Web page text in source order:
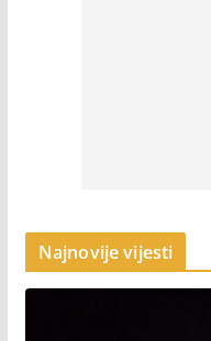
Najnovije vijesti